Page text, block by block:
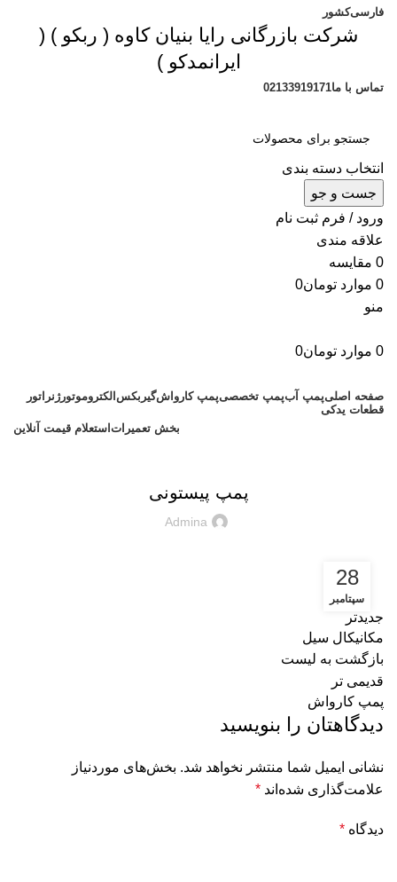
فارسیکشور
شرکت بازرگانی رایا بنیان کاوه ( ربکو ) (
ایرانمدکو )
تماس با ما02133919171
انتخاب دسته بندی
جست و جو
ورود / فرم ثبت نام
علاقه مندی
0 مقایسه
0 موارد تومان0
منو
0 موارد تومان0
صفحه اصلیپمپ آبپمپ تخصصیپمپ کارواشگیربکس الکتروموتورژنراتور
قطعات یدکی
بخش تعمیرات استعلام قیمت آنلاین
پمپ پیستونی
Admina
28
سپتامبر
جدیدتر
مکانیکال سیل
بازگشت به لیست
قدیمی تر
پمپ کارواش
دیدگاهتان را بنویسید
نشانی ایمیل شما منتشر نخواهد شد. بخش‌های موردنیاز
علامت‌گذاری شده‌اند *
دیدگاه *